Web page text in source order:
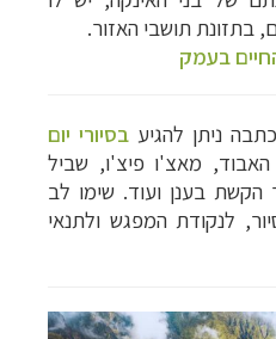
בתזונת תושבי האזור.
בעמק
ניתן להגיעבסיורי יום
מאצ'ו פיצ'ו, שביל
בענן ועוד. שימו לב
לנקודת המפגש ולתנאי